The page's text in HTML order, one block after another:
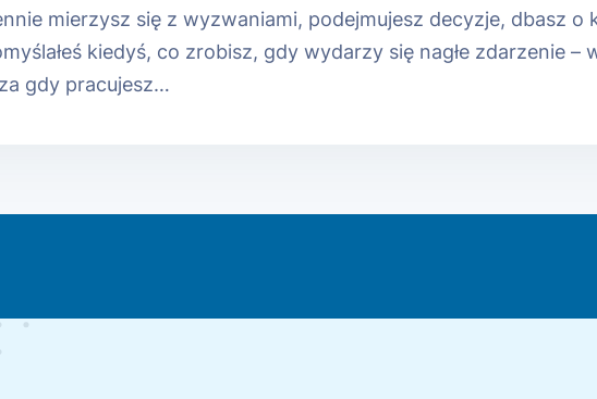
mierzysz się z wyzwaniami, podejmujesz decyzje, dbasz o
kiedyś, co zrobisz, gdy wydarzy się nagłe zdarzenie –
gdy pracujesz…